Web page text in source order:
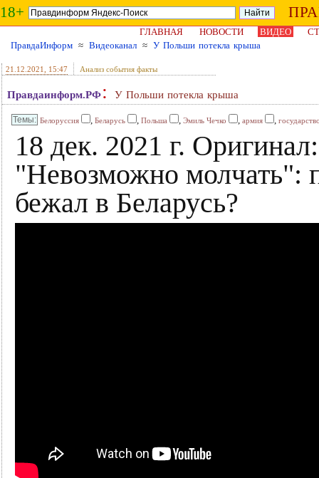
18+
ГЛАВНАЯ НОВОСТИ ВИДЕО
ПравдаИнформ ≈ Видеоканал ≈ У Польши потекла крыша
21.12.2021 , 15:47 Анализ события факты
Правдаинформ.РФ: У Польши потекла крыша
Белоруссия , Беларусь , Польша , Эмиль Чечко , армия ,
18 дек. 2021 г.
"Невозможно молчать":
бежал в Беларусь?